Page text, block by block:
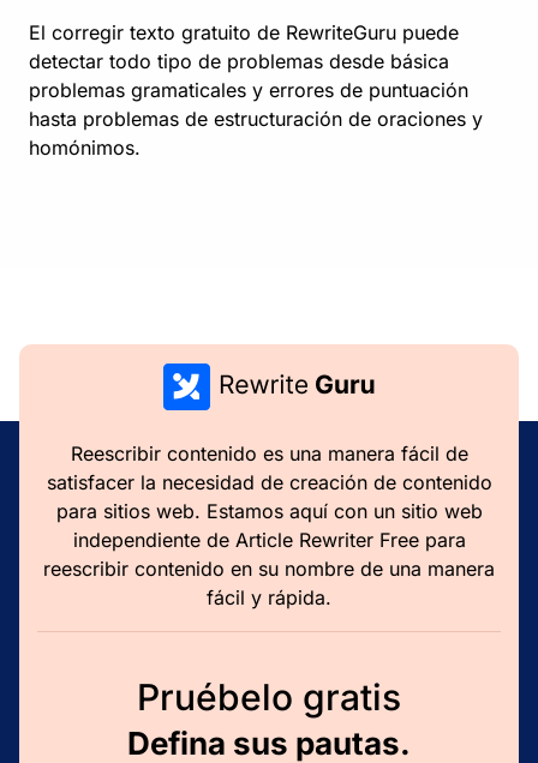
El corregir texto gratuito de RewriteGuru puede
detectar todo tipo de problemas desde básica
problemas gramaticales y errores de puntuación
hasta problemas de estructuración de oraciones y
homónimos.
Reescribir contenido es una manera fácil de
satisfacer la necesidad de creación de contenido
para sitios web. Estamos aquí con un sitio web
independiente de Article Rewriter Free para
reescribir contenido en su nombre de una manera
fácil y rápida.
Pruébelo gratis
Defina sus pautas.